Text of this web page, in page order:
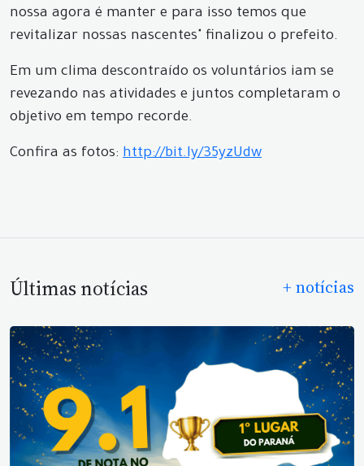
nossa agora é manter e para isso temos que
revitalizar nossas nascentes" finalizou o prefeito.
Em um clima descontraído os voluntários iam se
revezando nas atividades e juntos completaram o
objetivo em tempo recorde.
Confira as fotos: http://bit.ly/35yzUdw
Últimas notícias + notícias